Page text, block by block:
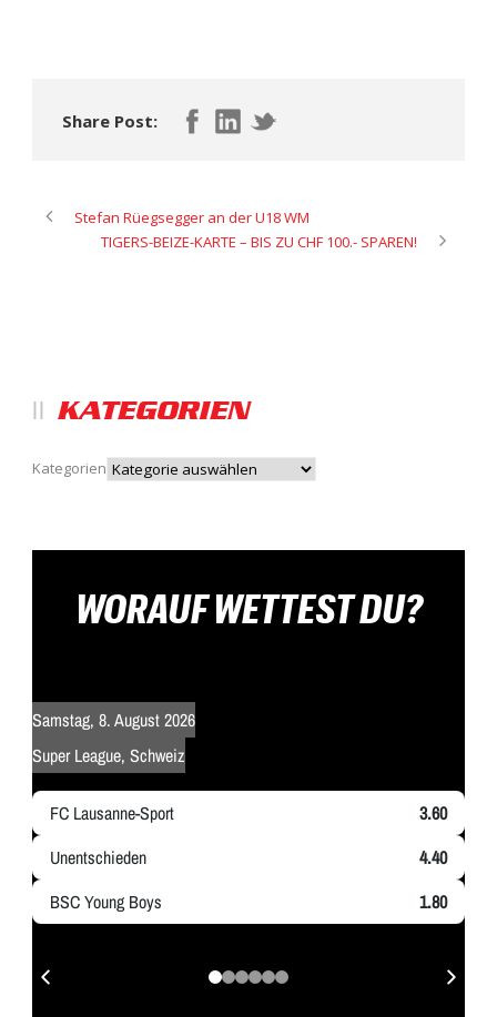
Share Post:
Stefan Rüegsegger an der U18 WM
TIGERS-BEIZE-KARTE – BIS ZU CHF 100.- SPAREN!
KATEGORIEN
Kategorien